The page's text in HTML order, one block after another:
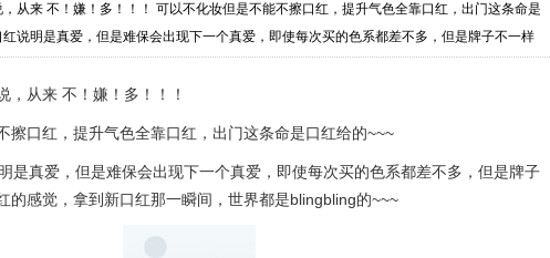
从来 不！嫌！多！！！ 可以不化妆但是不能不擦口红，提升气色全靠口红，出门这条命是
说明是真爱，但是难保会出现下一个真爱，即使每次买的色系都差不多，但是牌子不一样
，从来 不！嫌！多！！！
擦口红，提升气色全靠口红，出门这条命是口红给的~~~
是真爱，但是难保会出现下一个真爱，即使每次买的色系都差不多，但是牌子
的感觉，拿到新口红那一瞬间，世界都是blingbling的~~~